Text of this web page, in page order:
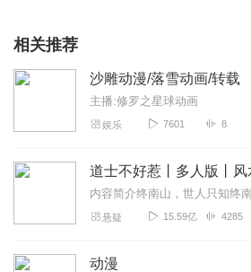
晴落晓溪
不好，是抄袭。我不太喜欢。😓😓😓
2025-08-16
相关推荐
沙雕动漫/落雪动画/转载
主播:修罗之星球动画
娱乐 7601 8
悬疑 15.59亿 4285
动漫